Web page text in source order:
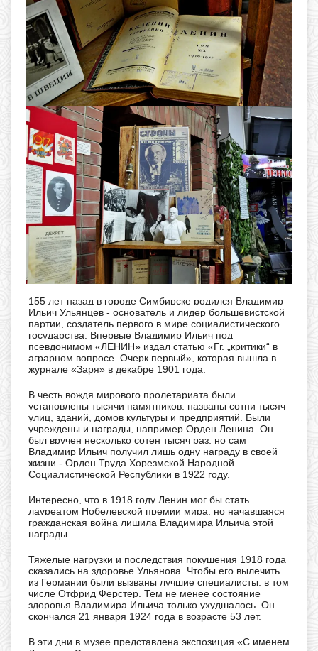
155 лет назад в городе Симбирске родился Владимир
Ильич Ульянцев - основатель и лидер большевистской
партии, создатель первого в мире социалистического
государства. Впервые Владимир Ильич под
псевдонимом «ЛЕНИН» издал статью «Гг. „критики“ в
аграрном вопросе. Очерк первый», которая вышла в
журнале «Заря» в декабре 1901 года.
В честь вождя мирового пролетариата были
установлены тысячи памятников, названы сотни тысяч
улиц, зданий, домов культуры и предприятий. Были
учреждены и награды, например Орден Ленина. Он
был вручен несколько сотен тысяч раз, но сам
Владимир Ильич получил лишь одну награду в своей
жизни - Орден Труда Хорезмской Народной
Социалистической Республики в 1922 году.
Интересно, что в 1918 году Ленин мог бы стать
лауреатом Нобелевской премии мира, но начавшаяся
гражданская война лишила Владимира Ильича этой
награды…
Тяжелые нагрузки и последствия покушения 1918 года
сказались на здоровье Ульянова. Чтобы его вылечить
из Германии были вызваны лучшие специалисты, в том
числе Отфрид Ферстер. Тем не менее состояние
здоровья Владимира Ильича только ухудшалось. Он
скончался 21 января 1924 года в возрасте 53 лет.
В эти дни в музее представлена экспозиция «С именем